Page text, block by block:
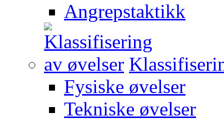
Angrepstaktikk
Fysiske øvelser
Tekniske øvelser